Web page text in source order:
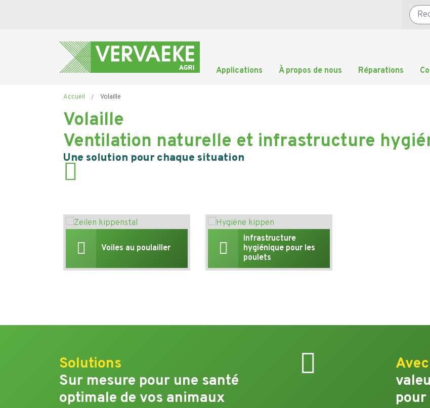
Applications À propos de nous Réparations
Fil
d'Ariane
Accueil Volaille
Volaille
Ventilation naturelle et infrastructure
Une solution pour chaque situation
Voiles au poulailler
Infrastructure
hygiénique pour les
poulets
Solutions
Sur mesure pour une santé
optimale de vos animaux